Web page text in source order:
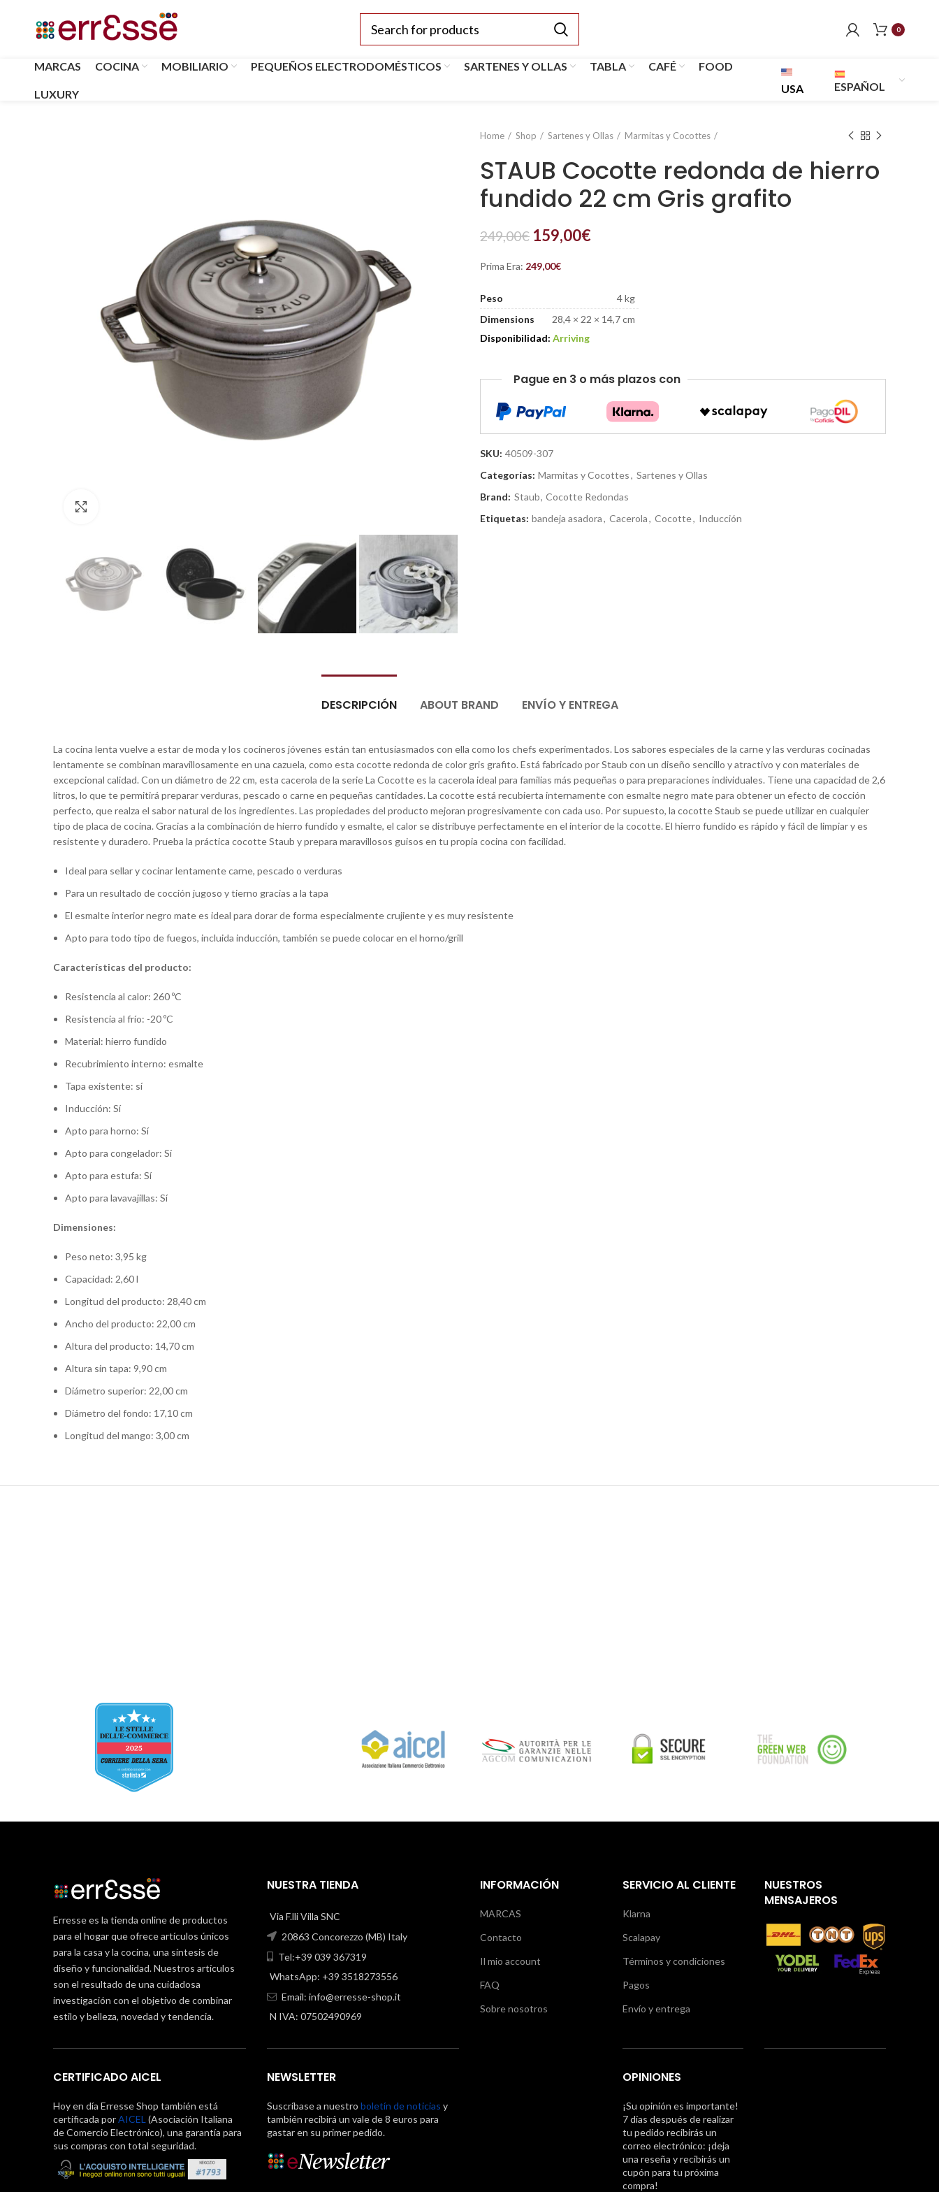
0
MARCAS COCINA MOBILIARIO PEQUEÑOS ELECTRODOMÉSTICOS SARTENES Y OLLAS TABLA CAFÉ FOOD
LUXURY USA ESPAÑOL
Home Shop Sartenes y Ollas Marmitas y Cocottes
STAUB Cocotte redonda de hierro
fundido 22 cm Gris grafito
249,00€ 159,00€
Prima Era: 249,00€
Peso
4 kg
Dimensions
28,4 × 22 × 14,7 cm
Disponibilidad: Arriving
Pague en 3 o más plazos con
SKU: 40509-307
Categorías: Marmitas y Cocottes, Sartenes y Ollas
Brand: Staub, Cocotte Redondas
Etiquetas: bandeja asadora, Cacerola, Cocotte, Inducción
DESCRIPCIÓN ABOUT BRAND ENVÍO Y ENTREGA
La cocina lenta vuelve a estar de moda y los cocineros jóvenes están tan entusiasmados con ella como los chefs experimentados. Los sabores especiales de la carne y las verduras cocinadas
lentamente se combinan maravillosamente en una cazuela, como esta cocotte redonda de color gris grafito. Está fabricado por Staub con un diseño sencillo y atractivo y con materiales de
excepcional calidad. Con un diámetro de 22 cm, esta cacerola de la serie La Cocotte es la cacerola ideal para familias más pequeñas o para preparaciones individuales. Tiene una capacidad de 2,6
litros, lo que te permitirá preparar verduras, pescado o carne en pequeñas cantidades. La cocotte está recubierta internamente con esmalte negro mate para obtener un efecto de cocción
perfecto, que realza el sabor natural de los ingredientes. Las propiedades del producto mejoran progresivamente con cada uso. Por supuesto, la cocotte Staub se puede utilizar en cualquier
tipo de placa de cocina. Gracias a la combinación de hierro fundido y esmalte, el calor se distribuye perfectamente en el interior de la cocotte. El hierro fundido es rápido y fácil de limpiar y es
resistente y duradero. Prueba la práctica cocotte Staub y prepara maravillosos guisos en tu propia cocina con facilidad.
Ideal para sellar y cocinar lentamente carne, pescado o verduras
Para un resultado de cocción jugoso y tierno gracias a la tapa
El esmalte interior negro mate es ideal para dorar de forma especialmente crujiente y es muy resistente
Apto para todo tipo de fuegos, incluida inducción, también se puede colocar en el horno/grill
Características del producto:
Resistencia al calor: 260 ºC
Resistencia al frío: -20 ºC
Material: hierro fundido
Recubrimiento interno: esmalte
Tapa existente: sí
Inducción: Sí
Apto para horno: Sí
Apto para congelador: Sí
Apto para estufa: Sí
Apto para lavavajillas: Sí
Dimensiones:
Peso neto: 3,95 kg
Capacidad: 2,60 l
Longitud del producto: 28,40 cm
Ancho del producto: 22,00 cm
Altura del producto: 14,70 cm
Altura sin tapa: 9,90 cm
Diámetro superior: 22,00 cm
Diámetro del fondo: 17,10 cm
Longitud del mango: 3,00 cm
Erresse es la tienda online de productos
para el hogar que ofrece artículos únicos
para la casa y la cocina, una síntesis de
diseño y funcionalidad. Nuestros artículos
son el resultado de una cuidadosa
investigación con el objetivo de combinar
estilo y belleza, novedad y tendencia.
CERTIFICADO AICEL
Hoy en día Erresse Shop también está
certificada porAICEL (Asociación Italiana
de Comercio Electrónico), una garantía para
sus compras con total seguridad.
NUESTRA TIENDA
Via F.lli Villa SNC
20863 Concorezzo (MB) Italy
Tel:+39 039 367319
WhatsApp: +39 3518273556
Email: info@erresse-shop.it
N IVA: 07502490969
NEWSLETTER
Suscríbase a nuestro boletín de noticias y
también recibirá un vale de 8 euros para
gastar en su primer pedido.
INFORMACIÓN
MARCAS
Contacto
Il mio account
FAQ
Sobre nosotros
SERVICIO AL CLIENTE
Klarna
Scalapay
Términos y condiciones
Pagos
Envío y entrega
OPINIONES
¡Su opinión es importante!
7 días después de realizar
tu pedido recibirás un
correo electrónico: ¡deja
una reseña y recibirás un
cupón para tu próxima
compra!
NUESTROS
MENSAJEROS